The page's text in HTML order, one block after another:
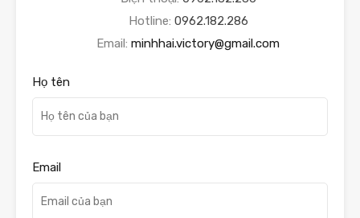
Hotline: 0962.182.286
Email: minhhai.victory@gmail.com
Họ tên
Email